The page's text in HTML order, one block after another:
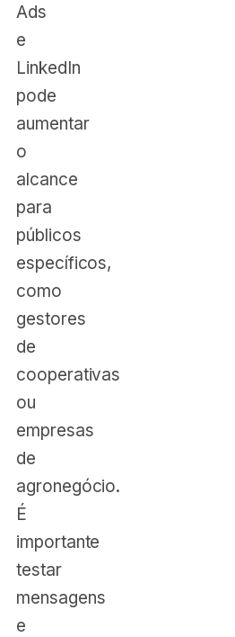
Ads
e
LinkedIn
pode
aumentar
o
alcance
para
públicos
específicos,
como
gestores
de
cooperativas
ou
empresas
de
agronegócio.
É
importante
testar
mensagens
e